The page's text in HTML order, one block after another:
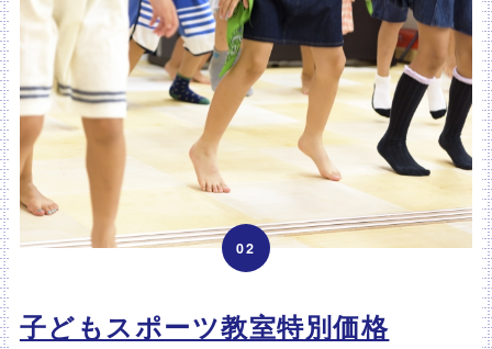
02
子どもスポーツ教室特別価格